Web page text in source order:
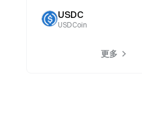
USDC
USDCoin
更多